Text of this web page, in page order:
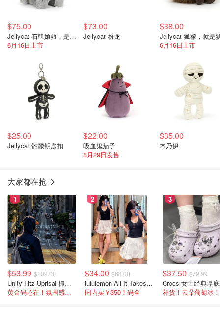
$75.00
Jellycat 石矶娘娘，是你吗？
6月16日上市
$73.00
Jellycat 粉龙
$38.00
6月16日上市
$25.00
Jellycat 骷髅钥匙扣
$22.00
吸血鬼茄子
8月29日发售
$35.00
木乃伊
大家都在抢
1
$53.99 $109.00
Unity Fitz Uprisal 抓绒卫衣
黄金码还在！氛围感之神
2
$34.00 $68.00
lululemon All It Takes Nulu 罗纹V领短袖T恤
国内卖￥350！码全
3
$37.50 $79.99
补货！云朵葡萄冰！